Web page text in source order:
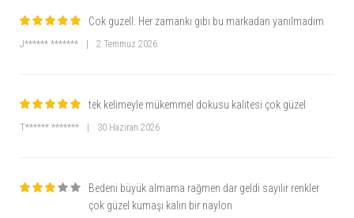
Cok guzell. Her zamankı gıbı bu markadan yanılmadım
J****** ******* 2 Temmuz 2026
tek kelimeyle mükemmel dokusu kalitesi çok güzel
T****** ******* 30 Haziran 2026
Bedeni büyük almama rağmen dar geldi sayılır renkler
çok güzel kumaşı kalın bir naylon